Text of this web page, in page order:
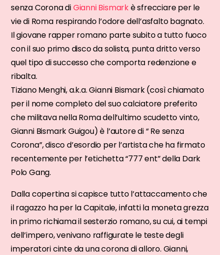
Gianni
Bismark
senza Corona diGianni Bismarkè sfrecciare per le
vie di Roma respirando l’odore dell’asfalto bagnato.
Il giovane rapper romano parte subito a tutto fuoco
con il suo primo disco da solista, punta dritto verso
quel tipo di successo che comporta redenzione e
ribalta.
Tiziano Menghi, a.k.a. Gianni Bismark (così chiamato
per il nome completo del suo calciatore preferito
che militava nella Roma dell’ultimo scudetto vinto,
Gianni Bismark Guigou) è l’autore di “ Re senza
Corona”, disco d’esordio per l’artista che ha firmato
recentemente per l’etichetta “777 ent” della Dark
Polo Gang.
Dalla copertina si capisce tutto l’attaccamento che
il ragazzo ha per la Capitale, infatti la moneta grezza
in primo richiama il sesterzio romano, su cui, ai tempi
dell’impero, venivano raffigurate le teste degli
imperatori cinte da una corona di alloro. Gianni,